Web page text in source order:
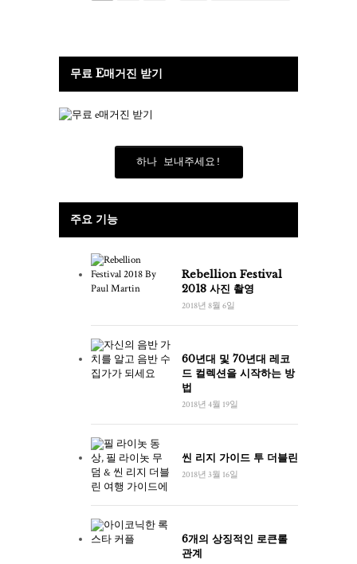
무료 E매거진 받기
하나 보내주세요!
주요 기능
Rebellion Festival
2018 사진 촬영
2018년 8월 6일
60년대 및 70년대 레코
드 컬렉션을 시작하는 방
법
2018년 4월 19일
씬 리지 가이드 투 더블린
2018년 3월 16일
6개의 상징적인 로큰롤
관계